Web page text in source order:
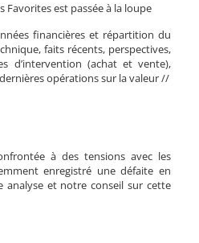
Favorites est passée à la loupe
financières et répartition du
faits récents, perspectives,
d’intervention (achat et vente),
opérations sur la valeur //
à des tensions avec les
enregistré une défaite en
analyse et notre conseil sur cette